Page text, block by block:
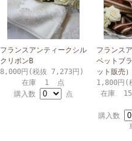
フランスアンティークシル
クリボンB
8,000円(税抜 7,273円)
在庫 1 点
購入数
点
フランス
ベットブ
ット販売）
1,800円(
在庫 15
購入数